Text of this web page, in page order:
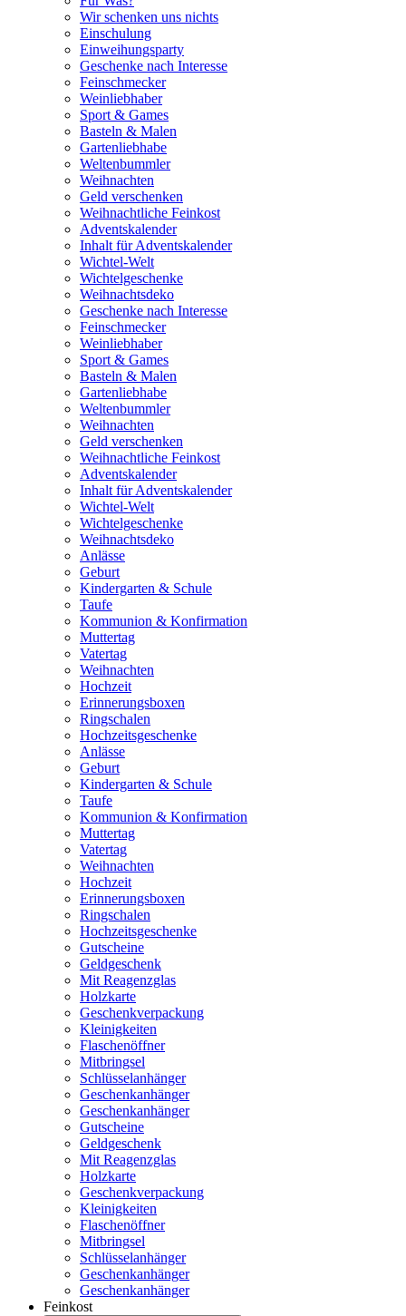
Wir schenken uns nichts
Einschulung
Einweihungsparty
Geschenke nach Interesse
Feinschmecker
Weinliebhaber
Sport & Games
Basteln & Malen
Gartenliebhabe
Weltenbummler
Weihnachten
Geld verschenken
Weihnachtliche Feinkost
Adventskalender
Inhalt für Adventskalender
Wichtel-Welt
Wichtelgeschenke
Weihnachtsdeko
Geschenke nach Interesse
Feinschmecker
Weinliebhaber
Sport & Games
Basteln & Malen
Gartenliebhabe
Weltenbummler
Weihnachten
Geld verschenken
Weihnachtliche Feinkost
Adventskalender
Inhalt für Adventskalender
Wichtel-Welt
Wichtelgeschenke
Weihnachtsdeko
Anlässe
Geburt
Kindergarten & Schule
Taufe
Kommunion & Konfirmation
Muttertag
Vatertag
Weihnachten
Hochzeit
Erinnerungsboxen
Ringschalen
Hochzeitsgeschenke
Anlässe
Geburt
Kindergarten & Schule
Taufe
Kommunion & Konfirmation
Muttertag
Vatertag
Weihnachten
Hochzeit
Erinnerungsboxen
Ringschalen
Hochzeitsgeschenke
Gutscheine
Geldgeschenk
Mit Reagenzglas
Holzkarte
Geschenkverpackung
Kleinigkeiten
Flaschenöffner
Mitbringsel
Schlüsselanhänger
Geschenkanhänger
Geschenkanhänger
Gutscheine
Geldgeschenk
Mit Reagenzglas
Holzkarte
Geschenkverpackung
Kleinigkeiten
Flaschenöffner
Mitbringsel
Schlüsselanhänger
Geschenkanhänger
Geschenkanhänger
Feinkost